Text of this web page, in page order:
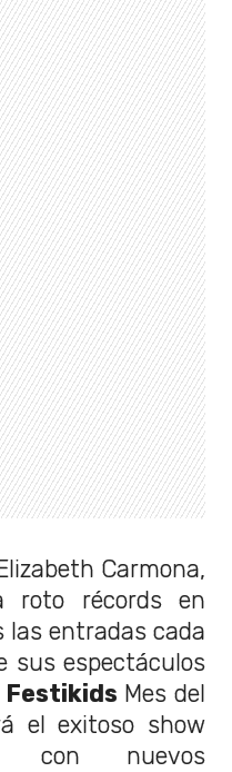
Carmona,
roto récords en
las entradas cada
sus espectáculos
Festikids Mes del
el exitoso show
con nuevos